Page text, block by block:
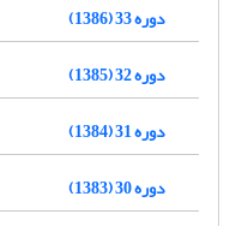
دوره 33 (1386)
دوره 32 (1385)
دوره 31 (1384)
دوره 30 (1383)